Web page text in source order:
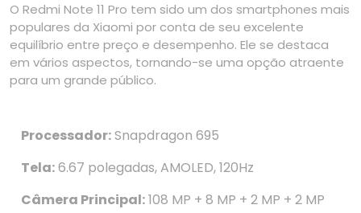
O Redmi Note 11 Pro tem sido um dos smartphones mais
populares da Xiaomi por conta de seu excelente
equilíbrio entre preço e desempenho. Ele se destaca
em vários aspectos, tornando-se uma opção atraente
para um grande público.
Processador:Snapdragon 695
Tela:6.67 polegadas, AMOLED, 120Hz
Câmera Principal:108 MP + 8 MP + 2 MP + 2 MP